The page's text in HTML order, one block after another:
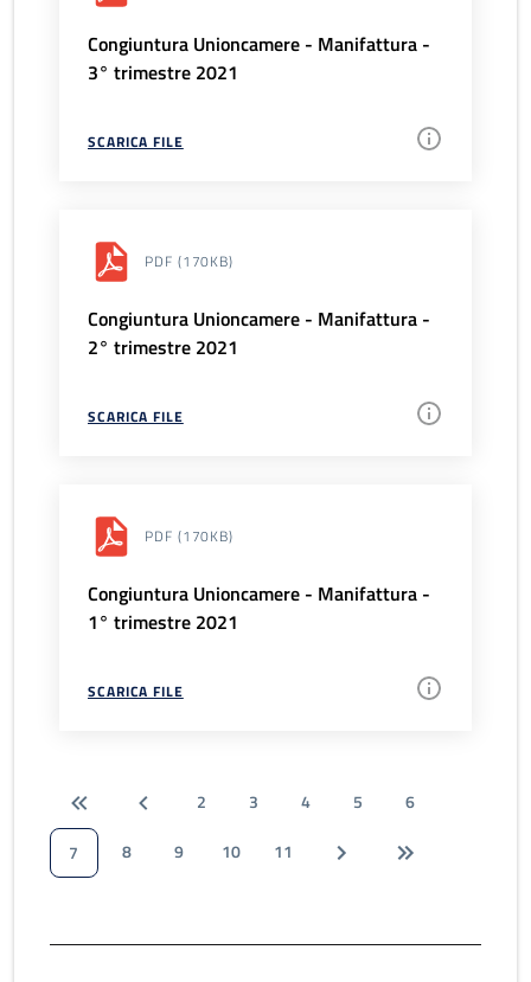
Congiuntura Unioncamere - Manifattura -
3° trimestre 2021
SCARICA FILE
PDF (170KB)
Congiuntura Unioncamere - Manifattura -
2° trimestre 2021
SCARICA FILE
PDF (170KB)
Congiuntura Unioncamere - Manifattura -
1° trimestre 2021
SCARICA FILE
2 3 4 5
6
7
8 9 10 11